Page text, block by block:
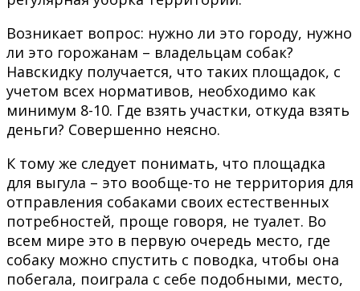
Возникает вопрос: нужно ли это городу, нужно
ли это горожанам – владельцам собак?
Навскидку получается, что таких площадок, с
учетом всех нормативов, необходимо как
минимум 8-10. Где взять участки, откуда взять
деньги? Совершенно неясно.
К тому же следует понимать, что площадка
для выгула – это вообще-то не территория для
отправления собаками своих естественных
потребностей, проще говоря, не туалет. Во
всем мире это в первую очередь место, где
собаку можно спустить с поводка, чтобы она
побегала, поиграла с себе подобными, место,